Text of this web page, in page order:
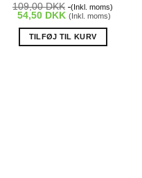
109,00DKK (Inkl. moms)
54,50 DKK (Inkl. moms)
TILFØJ TIL KURV